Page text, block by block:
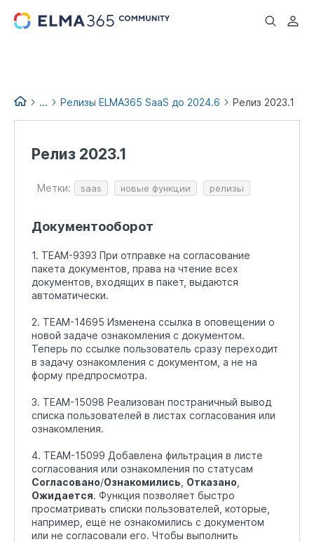
...
... Релизы ELMA365 SaaS до 2024.6 Релиз 2023.1
Релиз 2023.1
Метки: saas новые функции релизы
Документооборот
1. TEAM-9393 При отправке на согласование
пакета документов, права на чтение всех
документов, входящих в пакет, выдаются
автоматически.
2. TEAM-14695 Изменена ссылка в оповещении о
новой задаче ознакомления с документом.
Теперь по ссылке пользователь сразу переходит
в задачу ознакомления с документом, а не на
форму предпросмотра.
3. TEAM-15098 Реализован постраничный вывод
списка пользователей в листах согласования или
ознакомления.
4. TEAM-15099 Добавлена фильтрация в листе
согласования или ознакомления по статусам
Согласовано/Ознакомились Отказано
Ожидается. Функция позволяет быстро
просматривать списки пользователей, которые,
например, ещё не ознакомились с документом
или не согласовали его. Чтобы выполнить